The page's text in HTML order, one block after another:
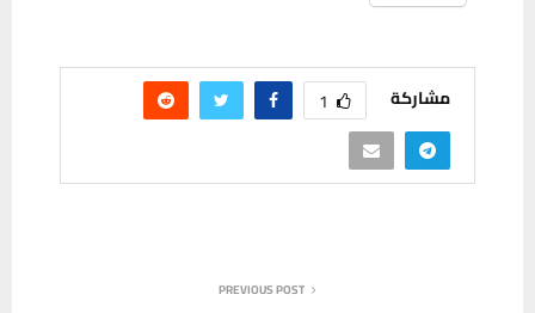
مشاركة 1
PREVIOUS POST